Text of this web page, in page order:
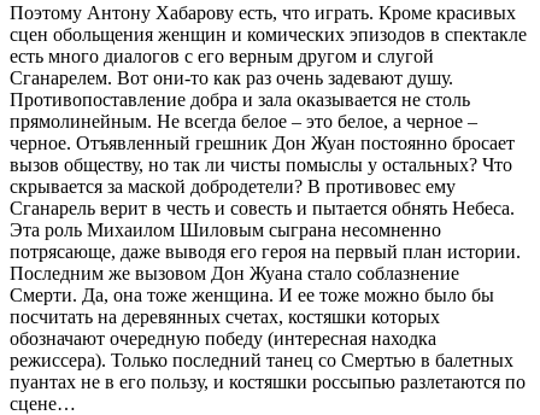
Поэтому Антону Хабарову есть, что играть. Кроме красивых
сцен обольщения женщин и комических эпизодов в спектакле
есть много диалогов с его верным другом и слугой
Сганарелем. Вот они-то как раз очень задевают душу.
Противопоставление добра и зала оказывается не столь
прямолинейным. Не всегда белое – это белое, а черное –
черное. Отъявленный грешник Дон Жуан постоянно бросает
вызов обществу, но так ли чисты помыслы у остальных? Что
скрывается за маской добродетели? В противовес ему
Сганарель верит в честь и совесть и пытается обнять Небеса.
Эта роль Михаилом Шиловым сыграна несомненно
потрясающе, даже выводя его героя на первый план истории.
Последним же вызовом Дон Жуана стало соблазнение
Смерти. Да, она тоже женщина. И ее тоже можно было бы
посчитать на деревянных счетах, костяшки которых
обозначают очередную победу (интересная находка
режиссера). Только последний танец со Смертью в балетных
пуантах не в его пользу, и костяшки россыпью разлетаются по
сцене…